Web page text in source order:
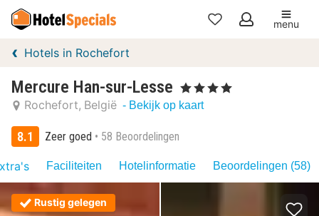
Mijn
menu
Hotels in Rochefort
Mercure Han-sur-Lesse , 4 Sterren
Rochefort België - Bekijk op kaart
8.1 Zeer goed 58 Beoordelingen
Faciliteiten Hotelinformatie Beoordelingen (58)
Rustig gelegen